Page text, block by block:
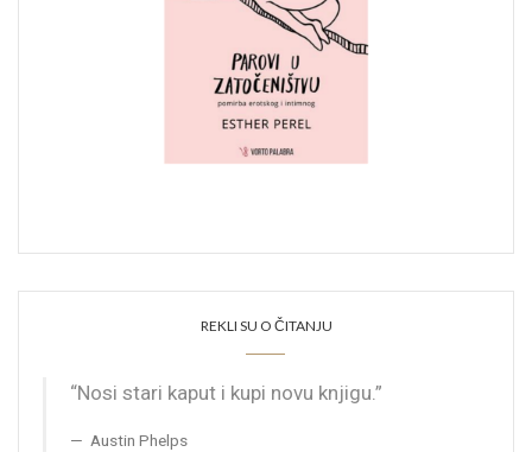
REKLI SU O ČITANJU
“Nosi stari kaput i kupi novu knjigu.”
Austin Phelps